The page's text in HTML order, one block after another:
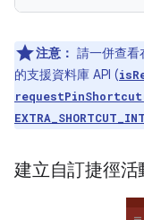
注意： 請一併查看
的支援資料庫 API (
建立自訂捷徑活